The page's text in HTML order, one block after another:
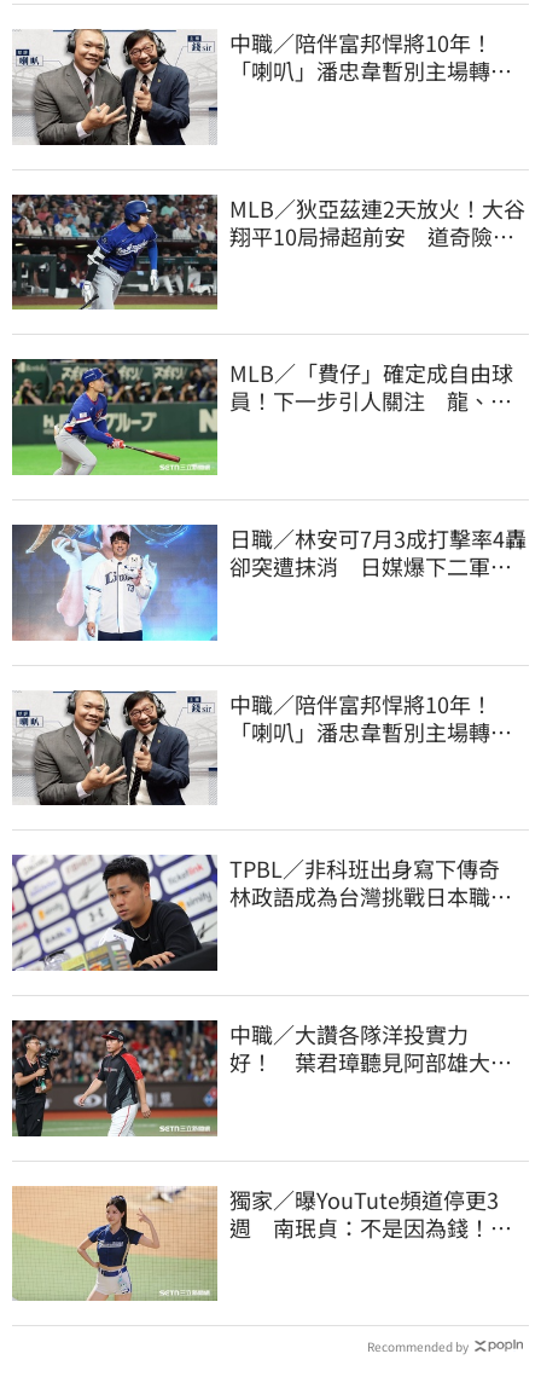
中職／陪伴富邦悍將10年！
「喇叭」潘忠韋暫別主場轉
MLB／狄亞茲連2天放火！大谷
翔平10局掃超前安 道奇險逃9
MLB／「費仔」確定成自由球
員！下一步引人關注 龍、獅
日職／林安可7月3成打擊率4轟
卻突遭抹消 日媒爆下二軍背
中職／陪伴富邦悍將10年！
「喇叭」潘忠韋暫別主場轉
TPBL／非科班出身寫下傳奇
林政語成為台灣挑戰日本職籃
中職／大讚各隊洋投實力
好！ 葉君璋聽見阿部雄大被
獨家／曝YouTute頻道停更3
週 南珉貞：不是因為錢！粉
Recommended by